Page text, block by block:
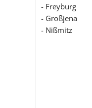
- Freyburg
- Großjena
- Nißmitz